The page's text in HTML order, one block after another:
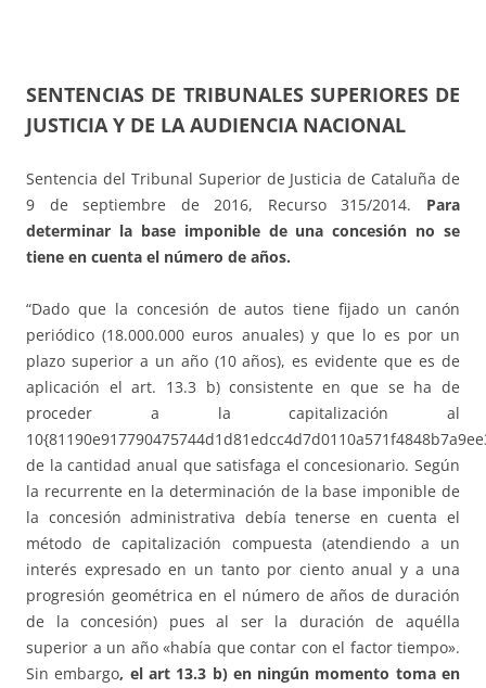
SENTENCIAS DE TRIBUNALES SUPERIORES DE
JUSTICIA Y DE LA AUDIENCIA NACIONAL
Sentencia del Tribunal Superior de Justicia de Cataluña de
9 de septiembre de 2016, Recurso 315/2014. Para
determinar la base imponible de una concesión no se
tiene en cuenta el número de años.
“Dado que la concesión de autos tiene fijado un canón
periódico (18.000.000 euros anuales) y que lo es por un
plazo superior a un año (10 años), es evidente que es de
aplicación el art. 13.3 b) consistente en que se ha de
proceder a la capitalización al
de la cantidad anual que satisfaga el concesionario. Según
la recurrente en la determinación de la base imponible de
la concesión administrativa debía tenerse en cuenta el
método de capitalización compuesta (atendiendo a un
interés expresado en un tanto por ciento anual y a una
progresión geométrica en el número de años de duración
de la concesión) pues al ser la duración de aquélla
superior a un año «había que contar con el factor tiempo».
Sin embargo, el art 13.3 b) en ningún momento toma en